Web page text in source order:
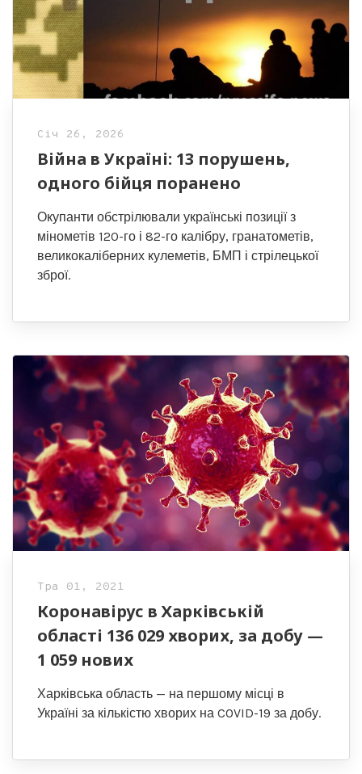
Січ 26, 2026
Війна в Україні: 13 порушень,
одного бійця поранено
Окупанти обстрілювали українські позиції з
мінометів 120-го і 82-го калібру, гранатометів,
великокаліберних кулеметів, БМП і стрілецької
зброї.
Тра 01, 2021
Коронавірус в Харківській
області 136 029 хворих, за добу —
1 059 нових
Харківська область — на першому місці в
Україні за кількістю хворих на COVID-19 за добу.